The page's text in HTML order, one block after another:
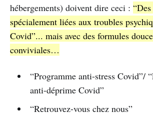
hébergements) doivent dire ceci :
spécialement liées aux troubles
Covid”... mais avec des formules
conviviales…
“Programme anti-stress Covid”/
anti-déprime Covid”
“Retrouvez-vous chez nous”